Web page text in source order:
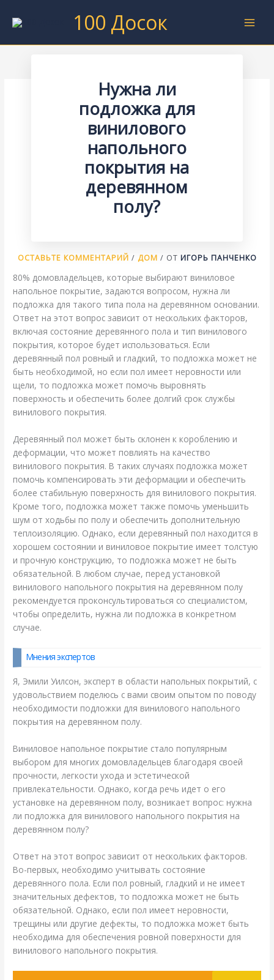
100 Досок
Нужна ли
подложка для
винилового
напольного
покрытия на
деревянном
полу?
ОСТАВЬТЕ КОММЕНТАРИЙ / ДОМ / ОТ ИГОРЬ ПАНЧЕНКО
80% домовладельцев, которые выбирают виниловое
напольное покрытие, задаются вопросом, нужна ли
подложка для такого типа пола на деревянном основании.
Ответ на этот вопрос зависит от нескольких факторов,
включая состояние деревянного пола и тип винилового
покрытия, которое будет использоваться. Если
деревянный пол ровный и гладкий, то подложка может не
быть необходимой, но если пол имеет неровности или
щели, то подложка может помочь выровнять
поверхность и обеспечить более долгий срок службы
винилового покрытия.
Деревянный пол может быть склонен к короблению и
деформации, что может повлиять на качество
винилового покрытия. В таких случаях подложка может
помочь компенсировать эти деформации и обеспечить
более стабильную поверхность для винилового покрытия.
Кроме того, подложка может также помочь уменьшить
шум от ходьбы по полу и обеспечить дополнительную
теплоизоляцию. Однако, если деревянный пол находится в
хорошем состоянии и виниловое покрытие имеет толстую
и прочную конструкцию, то подложка может не быть
обязательной. В любом случае, перед установкой
винилового напольного покрытия на деревянном полу
рекомендуется проконсультироваться со специалистом,
чтобы определить, нужна ли подложка в конкретном
случае.
Мнения экспертов
Я, Эмили Уилсон, эксперт в области напольных покрытий, с
удовольствием поделюсь с вами своим опытом по поводу
необходимости подложки для винилового напольного
покрытия на деревянном полу.
Виниловое напольное покрытие стало популярным
выбором для многих домовладельцев благодаря своей
прочности, легкости ухода и эстетической
привлекательности. Однако, когда речь идет о его
установке на деревянном полу, возникает вопрос: нужна
ли подложка для винилового напольного покрытия на
деревянном полу?
Ответ на этот вопрос зависит от нескольких факторов.
Во-первых, необходимо учитывать состояние
деревянного пола. Если пол ровный, гладкий и не имеет
значительных дефектов, то подложка может не быть
обязательной. Однако, если пол имеет неровности,
трещины или другие дефекты, то подложка может быть
необходима для обеспечения ровной поверхности для
винилового напольного покрытия.